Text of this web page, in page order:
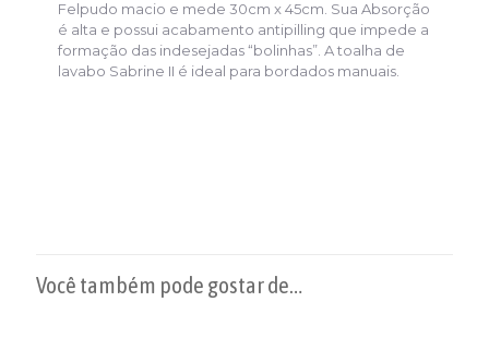
Felpudo macio e mede 30cm x 45cm. Sua Absorção
é alta e possui acabamento antipilling que impede a
formação das indesejadas “bolinhas”. A toalha de
lavabo Sabrine II é ideal para bordados manuais.
Você também pode gostar de…